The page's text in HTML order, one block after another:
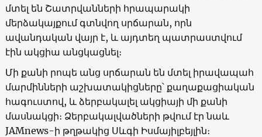
մտել են Շատրվանների հրապարակի
մերձակայքում գտնվող սրճարան, որն
ավանդական վայր է, և այդտեղ պատրաստվում
էին ակցիա անցկացնել։
Մի քանի րոպե անց սրճարան են մտել իրավապահ
մարմինների աշխատակիցները՝ քաղաքացիական
հագուստով, և ձերբակալել ակցիայի մի քանի
մասնակցի։ Ձերբակալվածների թվում էր նաև
JAMnews-ի թղթակից Սևգի Իսմայիլբեյլին։